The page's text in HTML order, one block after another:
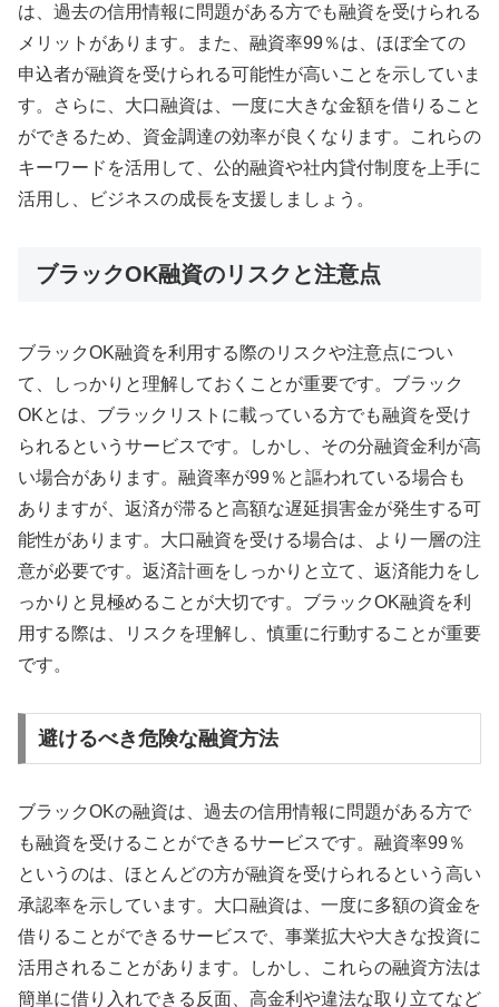
は、過去の信用情報に問題がある方でも融資を受けられる
メリットがあります。また、融資率99％は、ほぼ全ての
申込者が融資を受けられる可能性が高いことを示していま
す。さらに、大口融資は、一度に大きな金額を借りること
ができるため、資金調達の効率が良くなります。これらの
キーワードを活用して、公的融資や社内貸付制度を上手に
活用し、ビジネスの成長を支援しましょう。
ブラックOK融資のリスクと注意点
ブラックOK融資を利用する際のリスクや注意点につい
て、しっかりと理解しておくことが重要です。ブラック
OKとは、ブラックリストに載っている方でも融資を受け
られるというサービスです。しかし、その分融資金利が高
い場合があります。融資率が99％と謳われている場合も
ありますが、返済が滞ると高額な遅延損害金が発生する可
能性があります。大口融資を受ける場合は、より一層の注
意が必要です。返済計画をしっかりと立て、返済能力をし
っかりと見極めることが大切です。ブラックOK融資を利
用する際は、リスクを理解し、慎重に行動することが重要
です。
避けるべき危険な融資方法
ブラックOKの融資は、過去の信用情報に問題がある方で
も融資を受けることができるサービスです。融資率99％
というのは、ほとんどの方が融資を受けられるという高い
承認率を示しています。大口融資は、一度に多額の資金を
借りることができるサービスで、事業拡大や大きな投資に
活用されることがあります。しかし、これらの融資方法は
簡単に借り入れできる反面、高金利や違法な取り立てなど